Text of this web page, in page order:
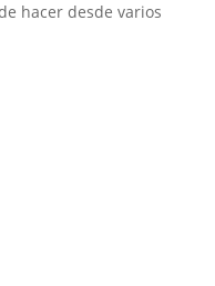
hacer desde varios